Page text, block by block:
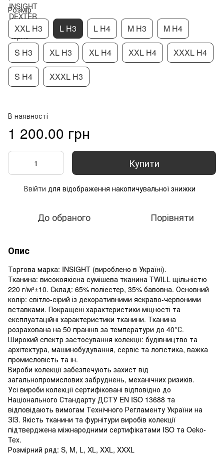
Розмір
XXL H3 L H3 L H4 M H3 M H4
S H3 XL H3 XL H4 XXL H4 XXXL H4
S H4 XXXL H3
В наявності
1 200.00 грн
Купити
Ввійти для відображення накопичувальної знижки
До обраного Порівняти
Опис
Торгова марка: INSIGHT (вироблено в Україні).
Тканина: високоякісна сумішева тканина TWILL щільністю
220 г/м²±10. Склад: 65% поліестер, 35% бавовна. Основний
колір: світло-сірий із декоративними яскраво-червоними
вставками. Покращені характеристики міцності та
експлуатаційні характеристики тканини. Тканина
розрахована на 50 пранінв за температури до 40°С.
Широкий спектр застосування колекції: будівництво та
архітектура, машинобудування, сервіс та логістика, важка
промисловість та ін.
Вироби колекції забезпечують захист від
загальнопромислових забруднень, механічних ризиків.
Усі вироби колекції сертифіковані відповідно до
Національного Стандарту ДСТУ EN ISO 13688 та
відповідають вимогам Технічного Регламенту України на
ЗІЗ. Якість тканини та фурнітури виробів колекції
підтверджена міжнародними сертифікатами ISO та Oeko-
Tex.
Розмірний ряд: S, M, L, XL, XXL, XXXL